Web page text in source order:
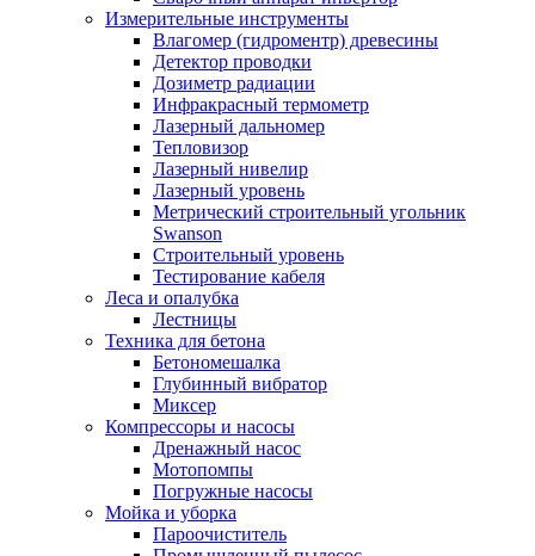
Измерительные инструменты
Влагомер (гидроментр) древесины
Детектор проводки
Дозиметр радиации
Инфракрасный термометр
Лазерный дальномер
Тепловизор
Лазерный нивелир
Лазерный уровень
Метрический строительный угольник
Swanson
Строительный уровень
Тестирование кабеля
Леса и опалубка
Лестницы
Техника для бетона
Бетономешалка
Глубинный вибратор
Миксер
Компрессоры и насосы
Дренажный насос
Мотопомпы
Погружные насосы
Мойка и уборка
Пароочиститель